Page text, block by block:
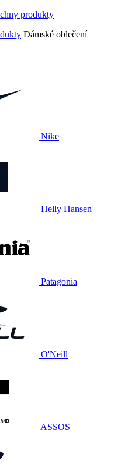
Dámské oblečení
Nike
Helly Hansen
Patagonia
O'Neill
ASSOS